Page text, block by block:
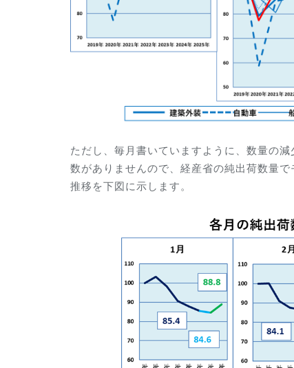
ただし、毎月書いていますように、数量の
数がありませんので、経産省の純出荷数量
推移を下図に示します。